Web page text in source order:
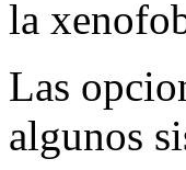
la
Las
algunos